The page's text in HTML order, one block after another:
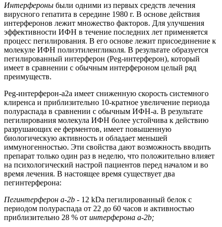
Интерфероны были одними из первых средств лечения
вирусного гепатита в середине 1980 г. В основе действия
интерферонов лежит множество факторов. Для улучшения
эффективности ИФН в течение последних лет применяется
процесс пегилирования. В его основе лежит присоединение к
молекуле ИФН полиэтиленгликоля. В результате образуется
пегилированный интерферон (Рeg-интерферон), который
имеет в сравнении с обычным интерфероном целый ряд
преимуществ.
Рeg-интерферон-a2а имеет сниженную скорость системного
клиренса и приблизительно 10-кратное увеличение периода
полураспада в сравнении с обычным ИФН-a. В результате
пегилирования молекула ИФН более устойчива к действию
разрушающих ее ферментов, имеет повышенную
биологическую активность и обладает меньшей
иммуногенностью. Эти свойства дают возможность вводить
препарат только один раз в неделю, что положительно влияет
на психологический настрой пациентов перед началом и во
время лечения. В настоящее время существует два
пегинтерферона:
Пегинтерферон a-2b - 12 kDa пегилированный белок с
периодом полураспада от 22 до 60 часов и активностью
приблизительно 28 % от интерферона a-2b;